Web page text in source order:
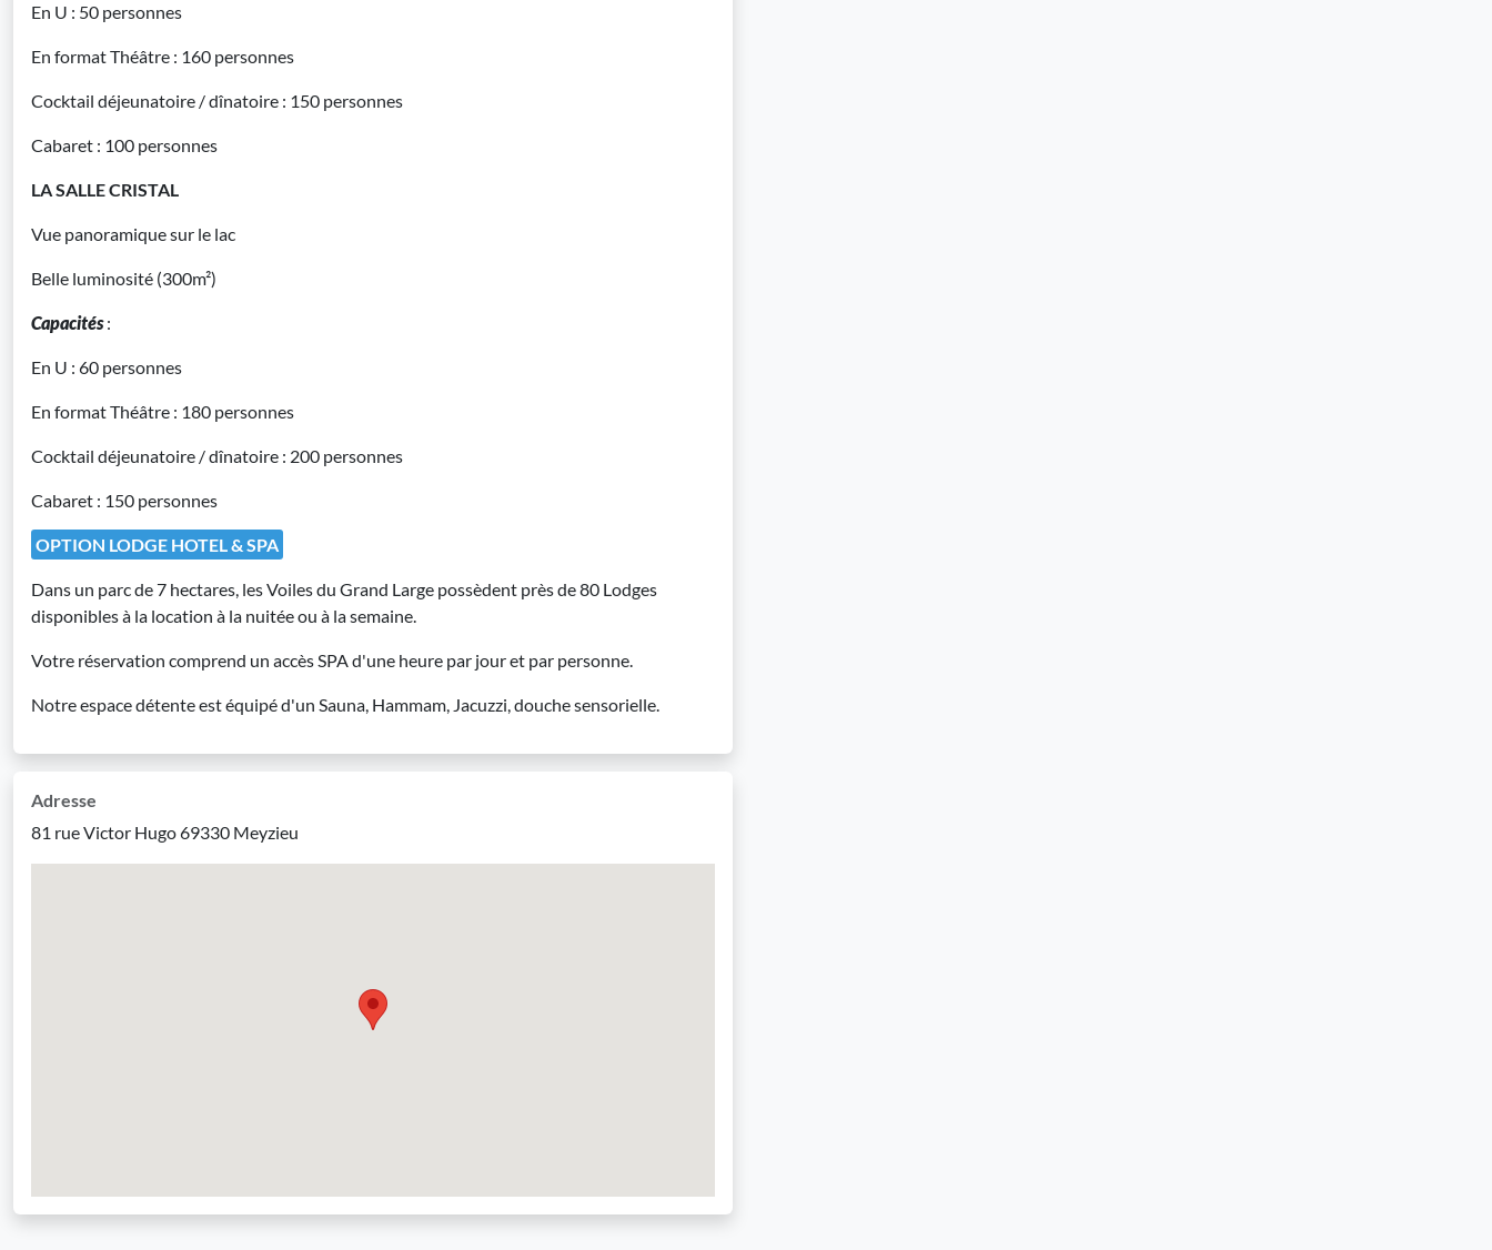
En U : 50 personnes
En format Théâtre : 160 personnes
Cocktail déjeunatoire / dînatoire : 150 personnes
Cabaret : 100 personnes
LA SALLE CRISTAL
Vue panoramique sur le lac
Belle luminosité (300m²)
Capacités:
En U : 60 personnes
En format Théâtre : 180 personnes
Cocktail déjeunatoire / dînatoire : 200 personnes
Cabaret : 150 personnes
OPTION LODGE HOTEL & SPA
Dans un parc de 7 hectares, les Voiles du Grand Large possèdent près de 80 Lodges
disponibles à la location à la nuitée ou à la semaine.
Votre réservation comprend un accès SPA d'une heure par jour et par personne.
Notre espace détente est équipé d'un Sauna, Hammam, Jacuzzi, douche sensorielle.
Adresse
81 rue Victor Hugo 69330 Meyzieu